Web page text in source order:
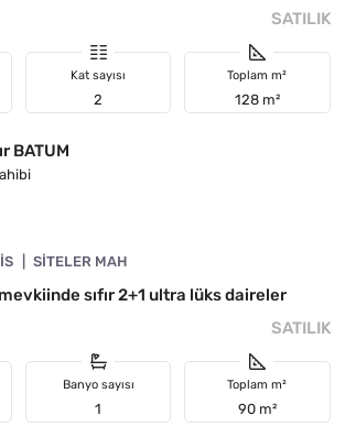
SATILIK
Kat sayısı
2
Toplam m²
128 m²
BATUM
SITELER MAH
sıfır 2+1 ultra lüks daireler
SATILIK
Banyo sayısı
1
Toplam m²
90 m²